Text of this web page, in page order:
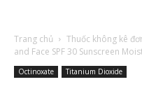
Trang chủ Thuốc không kê
and Face SPF 30 Sunscreen
Octinoxate Titanium Dioxide